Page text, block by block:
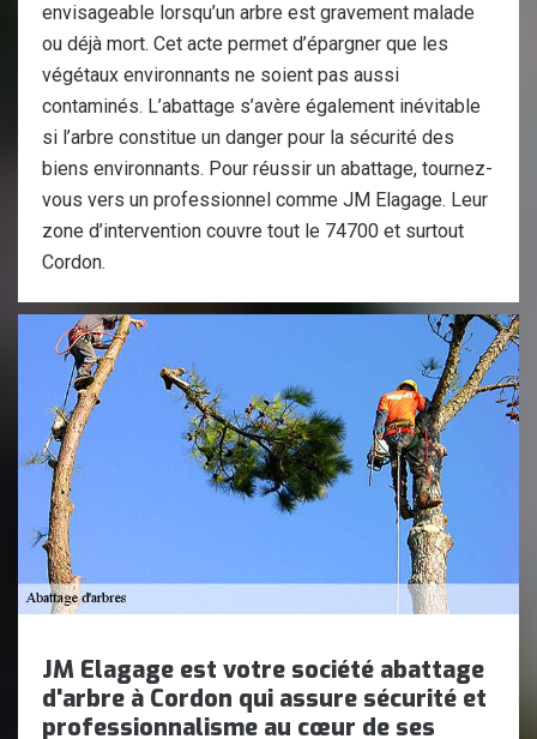
envisageable lorsqu’un arbre est gravement malade
ou déjà mort. Cet acte permet d’épargner que les
végétaux environnants ne soient pas aussi
contaminés. L’abattage s’avère également inévitable
si l’arbre constitue un danger pour la sécurité des
biens environnants. Pour réussir un abattage, tournez-
vous vers un professionnel comme JM Elagage. Leur
zone d’intervention couvre tout le 74700 et surtout
Cordon.
JM Elagage est votre société abattage
d'arbre à Cordon qui assure sécurité et
professionnalisme au cœur de ses